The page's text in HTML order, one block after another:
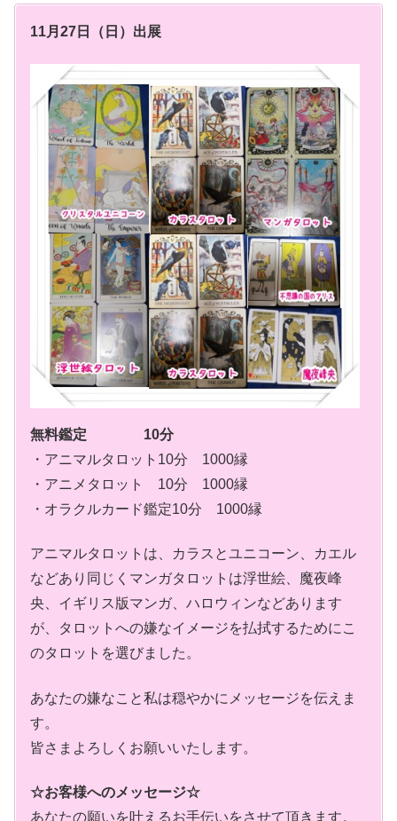
11月27日（日）出展
無料鑑定 10分
・アニマルタロット10分 1000縁
・アニメタロット 10分 1000縁
・オラクルカード鑑定10分 1000縁
アニマルタロットは、カラスとユニコーン、カエル
などあり同じくマンガタロットは浮世絵、魔夜峰
央、イギリス版マンガ、ハロウィンなどあります
が、タロットへの嫌なイメージを払拭するためにこ
のタロットを選びました。
あなたの嫌なこと私は穏やかにメッセージを伝えま
す。
皆さまよろしくお願いいたします。
☆お客様へのメッセージ☆
あなたの願いを叶えるお手伝いをさせて頂きます。